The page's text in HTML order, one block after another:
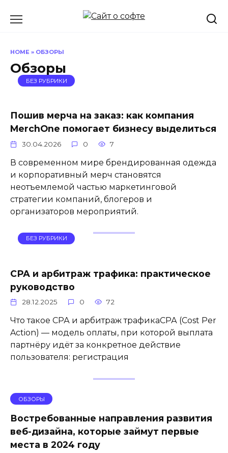
HOME » ОБЗОРЫ
Обзоры
БЕЗ РУБРИКИ
Пошив мерча на заказ: как компания
MerchOne помогает бизнесу выделиться
30.04.2026 0 7
В современном мире брендированная одежда
и корпоративный мерч становятся
неотъемлемой частью маркетинговой
стратегии компаний, блогеров и
организаторов мероприятий.
БЕЗ РУБРИКИ
СРА и арбитраж трафика: практическое
руководство
28.12.2025 0 72
Что такое СРА и арбитраж трафикаСРА (Cost Per
Action) — модель оплаты, при которой выплата
партнёру идёт за конкретное действие
пользователя: регистрация
ОБЗОРЫ
Востребованные направления развития
веб-дизайна, которые займут первые
места в 2024 году